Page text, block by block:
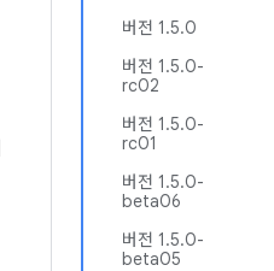
버전 1.5.0
버전 1.5.0-
rc02
버전 1.5.0-
rc01
버전 1.5.0-
beta06
버전 1.5.0-
beta05